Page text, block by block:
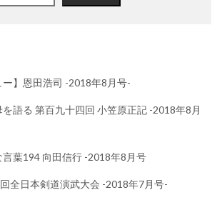
ー】恩田浩司 -2018年8月号-
を語る 第百九十四回 小笠原正記 -2018年8月
言葉194 向田信行 -2018年8月号
全日本剣道演武大会 -2018年7月号-